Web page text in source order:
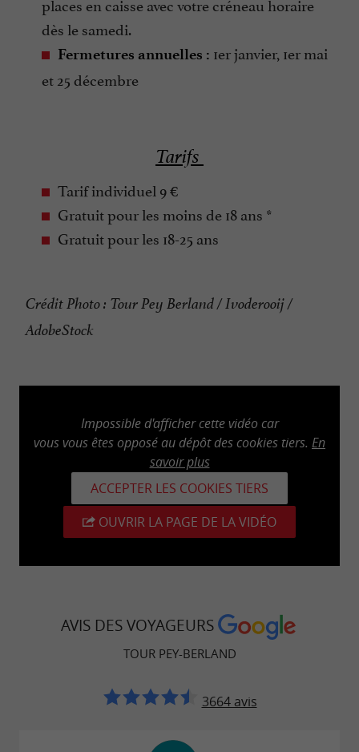
dès le samedi.
Fermetures annuelles : 1er janvier, 1er mai
et 25 décembre
Tarifs
Tarif individuel 9 €
Gratuit pour les moins de 18 ans *
Gratuit pour les 18-25 ans
Crédit Photo : Tour Pey Berland / Ivoderooij /
AdobeStock
Impossible d'afficher cette vidéo car
vous vous êtes opposé au dépôt des cookies tiers. En
savoir plus
ACCEPTER LES COOKIES TIERS
OUVRIR LA PAGE DE LA VIDÉO
AVIS DES VOYAGEURS
TOUR PEY-BERLAND
3664 avis